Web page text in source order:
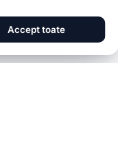
Accept toate